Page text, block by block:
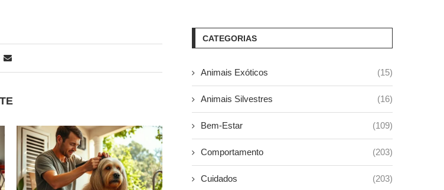
CATEGORIAS
Animais Exóticos (15)
Animais Silvestres (16)
Bem-Estar (109)
Comportamento (203)
Cuidados (203)